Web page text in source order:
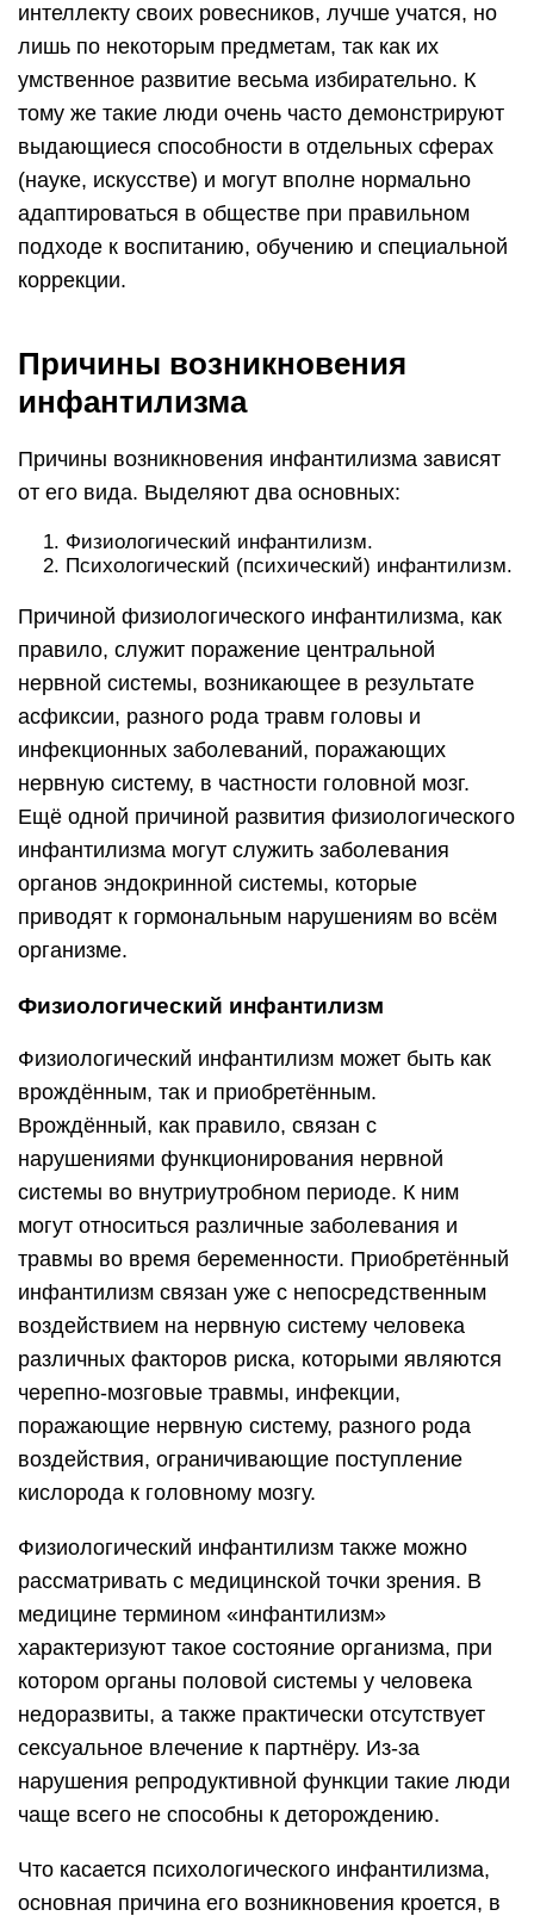
интеллекту своих ровесников, лучше учатся, но
лишь по некоторым предметам, так как их
умственное развитие весьма избирательно. К
тому же такие люди очень часто демонстрируют
выдающиеся способности в отдельных сферах
(науке, искусстве) и могут вполне нормально
адаптироваться в обществе при правильном
подходе к воспитанию, обучению и специальной
коррекции.
Причины возникновения
инфантилизма
Причины возникновения инфантилизма зависят
от его вида. Выделяют два основных:
Физиологический инфантилизм.
Психологический (психический) инфантилизм.
Причиной физиологического инфантилизма, как
правило, служит поражение центральной
нервной системы, возникающее в результате
асфиксии, разного рода травм головы и
инфекционных заболеваний, поражающих
нервную систему, в частности головной мозг.
Ещё одной причиной развития физиологического
инфантилизма могут служить заболевания
органов эндокринной системы, которые
приводят к гормональным нарушениям во всём
организме.
Физиологический инфантилизм
Физиологический инфантилизм может быть как
врождённым, так и приобретённым.
Врождённый, как правило, связан с
нарушениями функционирования нервной
системы во внутриутробном периоде. К ним
могут относиться различные заболевания и
травмы во время беременности. Приобретённый
инфантилизм связан уже с непосредственным
воздействием на нервную систему человека
различных факторов риска, которыми являются
черепно-мозговые травмы, инфекции,
поражающие нервную систему, разного рода
воздействия, ограничивающие поступление
кислорода к головному мозгу.
Физиологический инфантилизм также можно
рассматривать с медицинской точки зрения. В
медицине термином «инфантилизм»
характеризуют такое состояние организма, при
котором органы половой системы у человека
недоразвиты, а также практически отсутствует
сексуальное влечение к партнёру. Из-за
нарушения репродуктивной функции такие люди
чаще всего не способны к деторождению.
Что касается психологического инфантилизма,
основная причина его возникновения кроется, в